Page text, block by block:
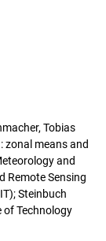
Tobias
zonal means and
and
Remote Sensing
Steinbuch
of Technology